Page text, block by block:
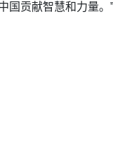
国贡献智慧和力量。”